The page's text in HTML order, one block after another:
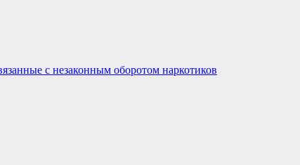
с незаконным оборотом наркотиков